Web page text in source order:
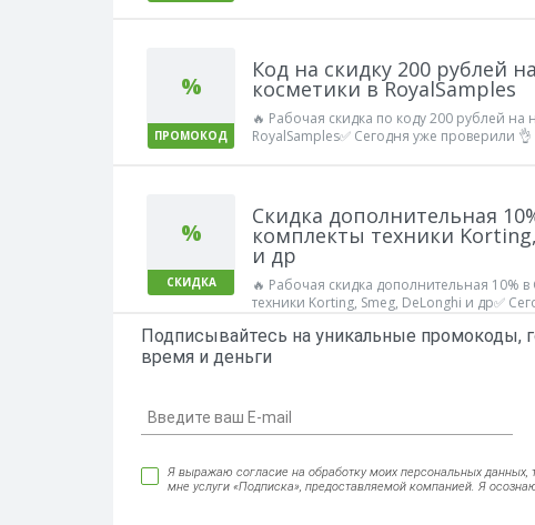
%
ПРОМОКОД
Код на скидку 200 рублей
косметики в RoyalSamples
🔥 Рабочая скидка по коду 200 рублей на
RoyalSamples✅ Сегодня уже проверили 👌
%
СКИДКА
Скидка дополнительная
комплекты техники
и др
🔥 Рабочая скидка дополнительная 10%
техники Korting, Smeg, DeLonghi и др✅
Подписывайтесь на уникальные промокоды,
время и деньги
Я выражаю согласие на обработку моих персональных данных,
мне услуги «Подписка», предоставляемой компанией. Я